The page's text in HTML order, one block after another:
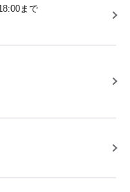
まで